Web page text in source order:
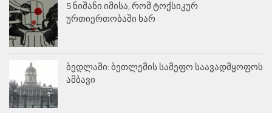
5 ნიშანი იმისა, რომ ტოქსიკურ
ურთიერთობაში ხარ
ბედლამი: ბეთლემის სამეფო საავადმყოფოს
ამბავი